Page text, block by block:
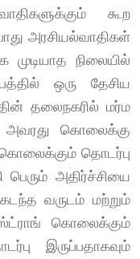
கூற
அரசியல்வாதிகள்
நிலையில்
ஒரு தேசிய
தலைநகரில் மர்ம
அவரது கொலைக்கு
தொடர்பு
பெரும் அதிர்ச்சியை
கடந்த வருடம் மற்றும்
கொலைக்கும்
இருப்பதாகவும்